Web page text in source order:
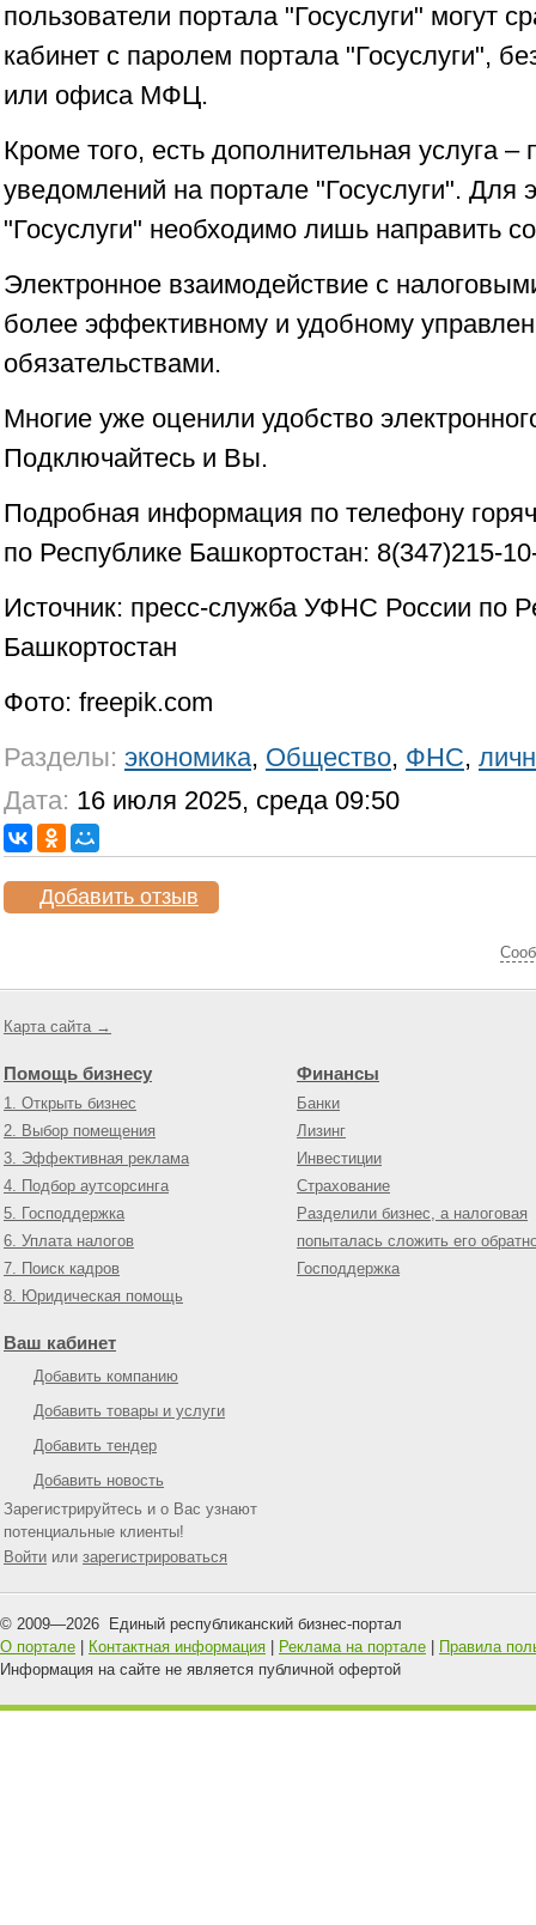
пользователи портала "Госуслуги" могут
кабинет с паролем портала "Госуслуги",
или офиса МФЦ.
Кроме того, есть дополнительная услуга –
уведомлений на портале "Госуслуги". Для
"Госуслуги" необходимо лишь направить
Электронное взаимодействие с
более эффективному и удобному
обязательствами.
Многие уже оценили удобство
Подключайтесь и Вы.
Подробная информация по телефону
по Республике Башкортостан: 8(347)215-
Источник: пресс-служба УФНС России по
Башкортостан
Фото: freepik.com
Разделы: экономика, Общество, ФНС,
Дата: 16 июля 2025, среда 09:50
Добавить отзыв
Карта сайта →
Помощь бизнесу
1. Открыть бизнес
2. Выбор помещения
3. Эффективная реклама
4. Подбор аутсорсинга
5. Господдержка
6. Уплата налогов
7. Поиск кадров
8. Юридическая помощь
Финансы
Банки
Лизинг
Инвестиции
Страхование
Разделили бизнес, а налоговая
попыталась сложить его
Господдержка
Ваш кабинет
Добавить компанию
Добавить товары и услуги
Добавить тендер
Добавить новость
Зарегистрируйтесь и о Вас узнают
потенциальные клиенты!
Войти или зарегистрироваться
© 2009—2026 Единый республиканский бизнес-портал
О портале
Контактная информация Реклама на портале
Правила
Информация на сайте не является публичной офертой